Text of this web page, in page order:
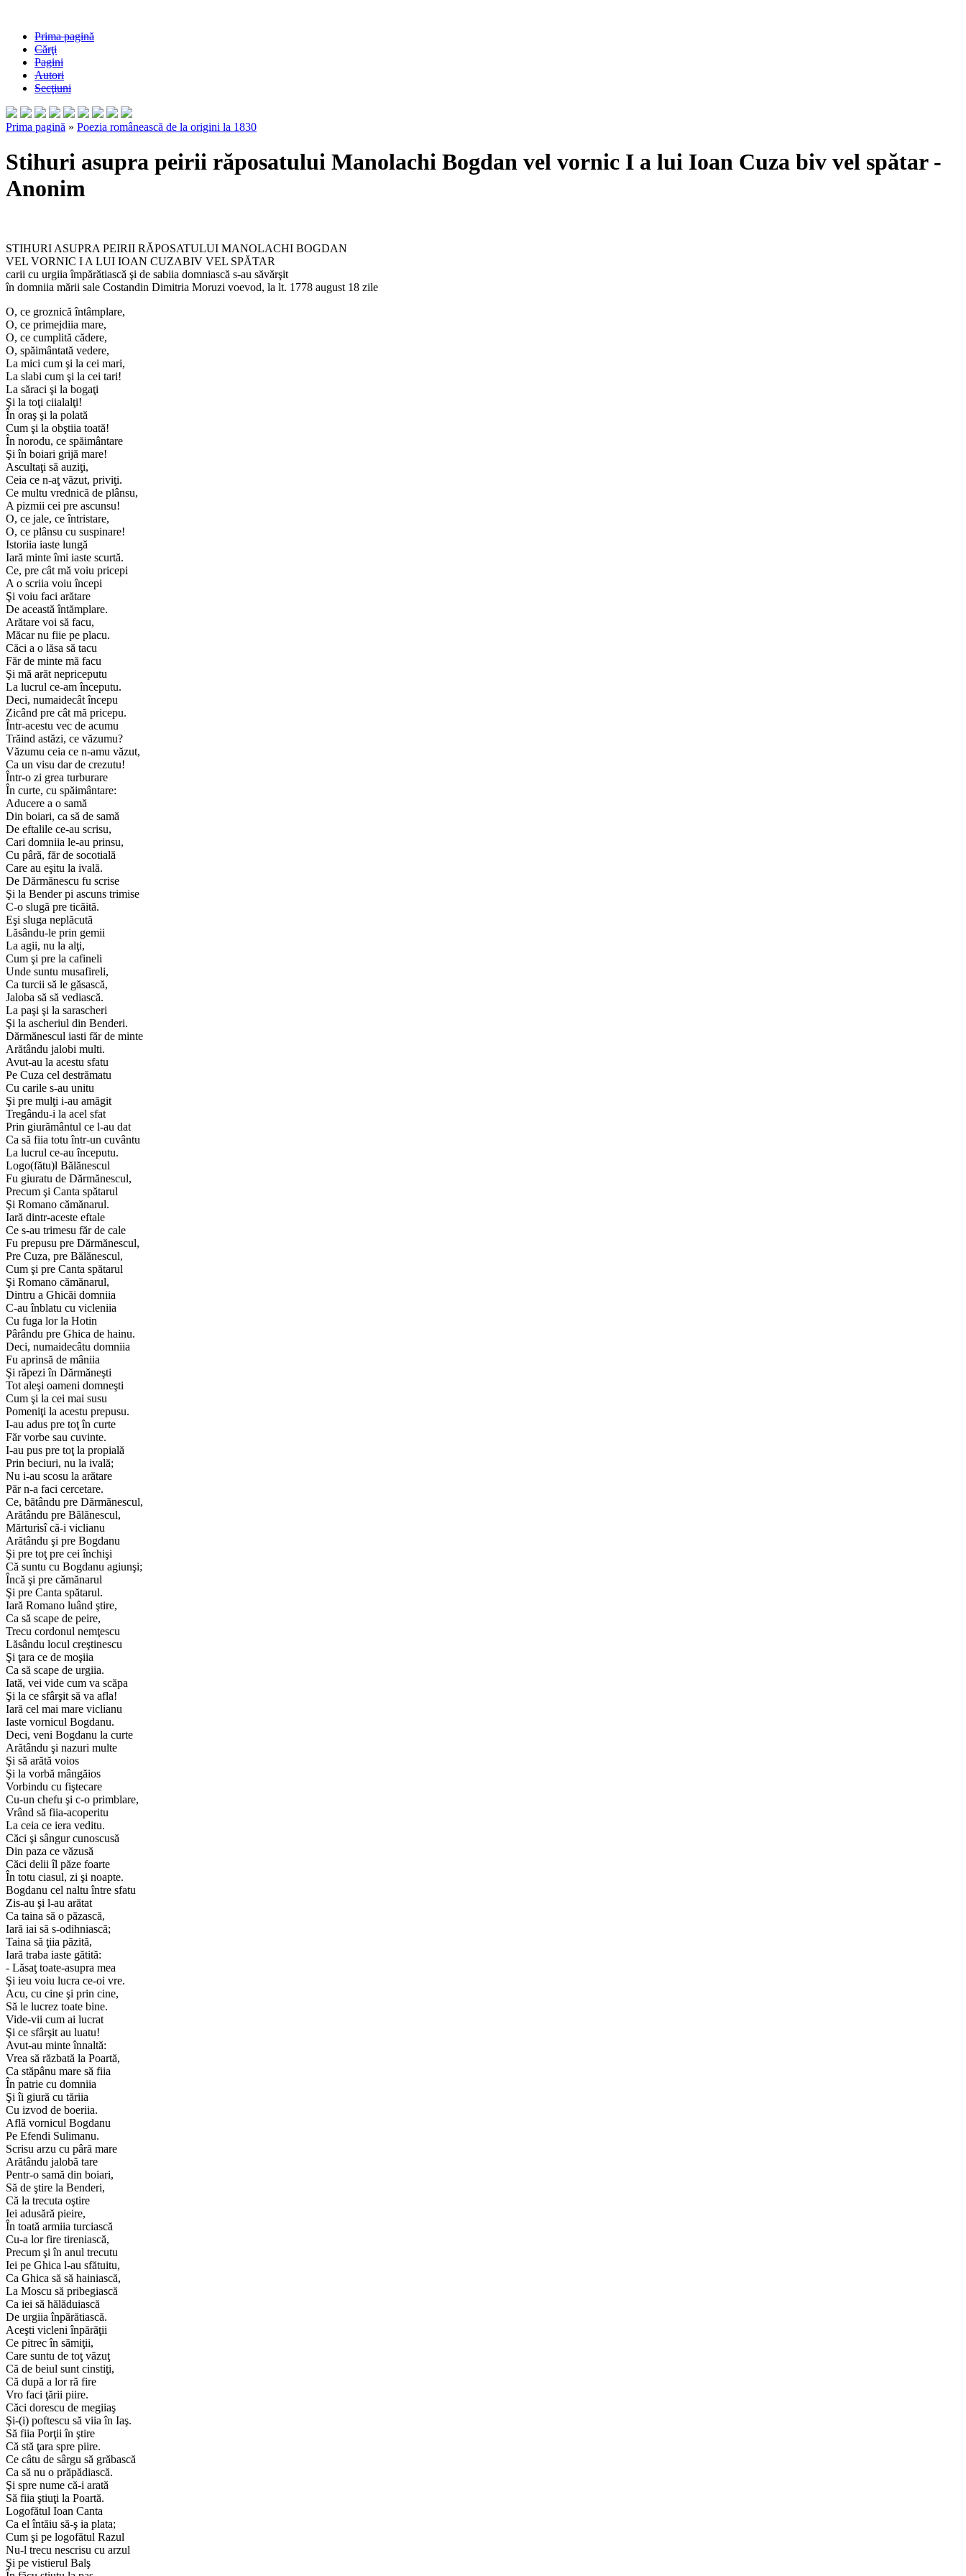
Prima pagină
Cărţi
Pagini
Autori
Secţiuni
Prima pagină » Poezia românească de la origini la 1830
Stihuri asupra peirii răposatului Manolachi Bogdan vel vornic I a lui Ioan Cuza biv vel spătar -
Anonim
STIHURI ASUPRA PEIRII RĂPOSATULUI MANOLACHI BOGDAN
VEL VORNIC I A LUI IOAN CUZABIV VEL SPĂTAR
carii cu urgiia împărătiască şi de sabiia domniască s-au săvărşit
în domniia mării sale Costandin Dimitria Moruzi voevod, la lt. 1778 august 18 zile
O, ce groznică întâmplare,
O, ce primejdiia mare,
O, ce cumplită cădere,
O, spăimântată vedere,
La mici cum şi la cei mari,
La slabi cum şi la cei tari!
La săraci şi la bogaţi
Şi la toţi ciialalţi!
În oraş şi la polată
Cum şi la obştiia toată!
În norodu, ce spăimântare
Şi în boiari grijă mare!
Ascultaţi să auziţi,
Ceia ce n-aţ văzut, priviţi.
Ce multu vrednică de plânsu,
A pizmii cei pre ascunsu!
O, ce jale, ce întristare,
O, ce plânsu cu suspinare!
Istoriia iaste lungă
Iară minte îmi iaste scurtă.
Ce, pre cât mă voiu pricepi
A o scriia voiu începi
Şi voiu faci arătare
De această întămplare.
Arătare voi să facu,
Măcar nu fiie pe placu.
Căci a o lăsa să tacu
Făr de minte mă facu
Şi mă arăt nepriceputu
La lucrul ce-am începutu.
Deci, numaidecât începu
Zicând pre cât mă pricepu.
Într-acestu vec de acumu
Trăind astăzi, ce văzumu?
Văzumu ceia ce n-amu văzut,
Ca un visu dar de crezutu!
Într-o zi grea turburare
În curte, cu spăimântare:
Aducere a o samă
Din boiari, ca să de samă
De eftalile ce-au scrisu,
Cari domniia le-au prinsu,
Cu pâră, făr de socotială
Care au eşitu la ivală.
De Dărmănescu fu scrise
Şi la Bender pi ascuns trimise
C-o slugă pre ticăită.
Eşi sluga neplăcută
Lăsându-le prin gemii
La agii, nu la alţi,
Cum şi pre la cafineli
Unde suntu musafireli,
Ca turcii să le găsască,
Jaloba să să vediască.
La paşi şi la sarascheri
Şi la ascheriul din Benderi.
Dărmănescul iasti făr de minte
Arătându jalobi multi.
Avut-au la acestu sfatu
Pe Cuza cel destrămatu
Cu carile s-au unitu
Şi pre mulţi i-au amăgit
Tregându-i la acel sfat
Prin giurământul ce l-au dat
Ca să fiia totu într-un cuvântu
La lucrul ce-au începutu.
Logo(fătu)l Bălănescul
Fu giuratu de Dărmănescul,
Precum şi Canta spătarul
Şi Romano cămănarul.
Iară dintr-aceste eftale
Ce s-au trimesu făr de cale
Fu prepusu pre Dărmănescul,
Pre Cuza, pre Bălănescul,
Cum şi pre Canta spătarul
Şi Romano cămănarul,
Dintru a Ghicăi domniia
C-au înblatu cu vicleniia
Cu fuga lor la Hotin
Pârându pre Ghica de hainu.
Deci, numaidecâtu domniia
Fu aprinsă de mâniia
Şi răpezi în Dărmăneşti
Tot aleşi oameni domneşti
Cum şi la cei mai susu
Pomeniţi la acestu prepusu.
I-au adus pre toţ în curte
Făr vorbe sau cuvinte.
I-au pus pre toţ la propială
Prin beciuri, nu la ivală;
Nu i-au scosu la arătare
Păr n-a faci cercetare.
Ce, bătându pre Dărmănescul,
Arătându pre Bălănescul,
Mărturisî că-i viclianu
Arătându şi pre Bogdanu
Şi pre toţ pre cei închişi
Că suntu cu Bogdanu agiunşi;
Încă şi pre cămănarul
Şi pre Canta spătarul.
Iară Romano luând ştire,
Ca să scape de peire,
Trecu cordonul nemţescu
Lăsându locul creştinescu
Şi ţara ce de moşiia
Ca să scape de urgiia.
Iată, vei vide cum va scăpa
Şi la ce sfârşit să va afla!
Iară cel mai mare viclianu
Iaste vornicul Bogdanu.
Deci, veni Bogdanu la curte
Arătându şi nazuri multe
Şi să arătă voios
Şi la vorbă mângăios
Vorbindu cu fiştecare
Cu-un chefu şi c-o primblare,
Vrând să fiia-acoperitu
La ceia ce iera veditu.
Căci şi sângur cunoscusă
Din paza ce văzusă
Căci delii îl păze foarte
În totu ciasul, zi şi noapte.
Bogdanu cel naltu între sfatu
Zis-au şi l-au arătat
Ca taina să o păzască,
Iară iai să s-odihniască;
Taina să ţiia păzită,
Iară traba iaste gătită:
- Lăsaţ toate-asupra mea
Şi ieu voiu lucra ce-oi vre.
Acu, cu cine şi prin cine,
Să le lucrez toate bine.
Vide-vii cum ai lucrat
Şi ce sfârşit au luatu!
Avut-au minte înnaltă:
Vrea să răzbată la Poartă,
Ca stăpânu mare să fiia
În patrie cu domniia
Şi îi giură cu tăriia
Cu izvod de boeriia.
Află vornicul Bogdanu
Pe Efendi Sulimanu.
Scrisu arzu cu pâră mare
Arătându jalobă tare
Pentr-o samă din boiari,
Să de ştire la Benderi,
Că la trecuta oştire
Iei adusără pieire,
În toată armiia turciască
Cu-a lor fire tireniască,
Precum şi în anul trecutu
Iei pe Ghica l-au sfătuitu,
Ca Ghica să să hainiască,
La Moscu să pribegiască
Ca iei să hălăduiască
De urgiia înpărătiască.
Aceşti vicleni înpărăţii
Ce pitrec în sămiţii,
Care suntu de toţ văzuţ
Că de beiul sunt cinstiţi,
Că după a lor ră fire
Vro faci ţării piire.
Căci dorescu de megiiaş
Şi-(i) poftescu să viia în Iaş.
Să fiia Porţii în ştire
Că stă ţara spre piire.
Ce câtu de sârgu să grăbască
Ca să nu o prăpădiască.
Şi spre nume că-i arată
Să fiia ştiuţi la Poartă.
Logofătul Ioan Canta
Ca el întăiu să-ş ia plata;
Cum şi pe logofătul Razul
Nu-l trecu nescrisu cu arzul
Şi pe vistierul Balş